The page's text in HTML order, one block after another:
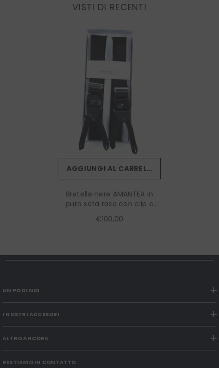
VISTI DI RECENTI
AGGIUNGI AL CARRELLO
Bretelle nere AMANTEA in
pura seta raso con clip e
lacci
€100,00
UN PÒ DI NOI
I NOSTRI ACCESORI
ALTRO ANCORA
RESTIAMO IN CONTATTO